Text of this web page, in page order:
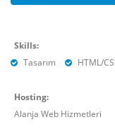
Skills:
Tasarım
HTML/
Hosting:
Alanja Web Hizmetleri